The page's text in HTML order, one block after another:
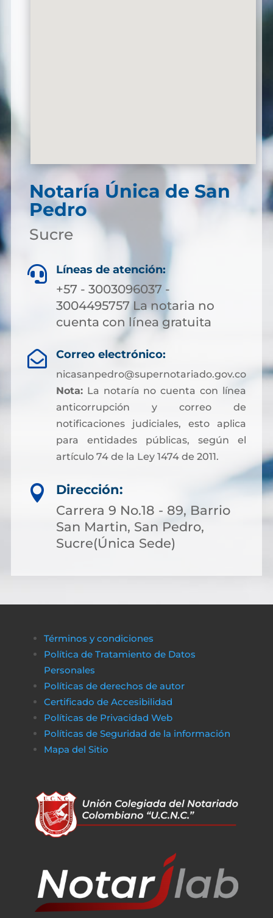
Notaría Única de San
Pedro
Sucre
 Líneas de atención:
+57 - 3003096037 -
3004495757 La notaria no
cuenta con línea gratuita
 Correo electrónico:
nicasanpedro@supernotariado.gov.co
Nota:La notaría no cuenta con línea
anticorrupción y correo de
notificaciones judiciales, esto aplica
para entidades públicas, según el
artículo 74 de la Ley 1474 de 2011.

Dirección:
Carrera 9 No.18 - 89, Barrio
San Martin, San Pedro,
Sucre(Única Sede)
Términos y condiciones
Política de Tratamiento de Datos
Personales
Políticas de derechos de autor
Certificado de Accesibilidad
Políticas de Privacidad Web
Políticas de Seguridad de la información
Mapa del Sitio